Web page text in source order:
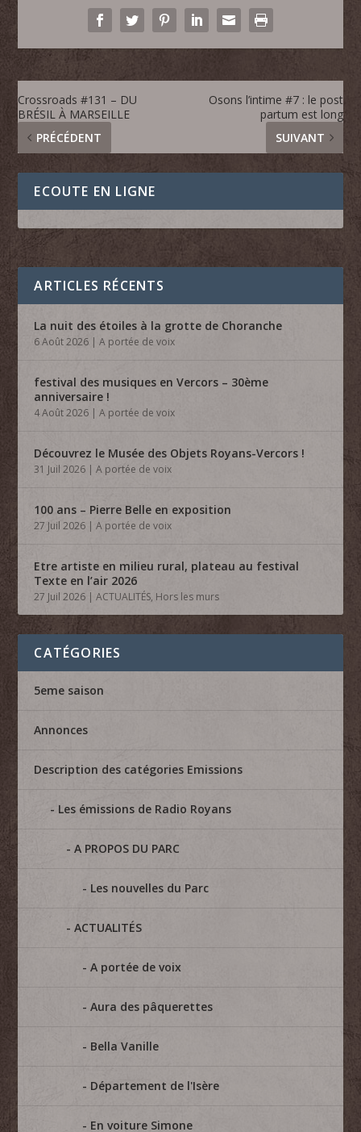
Crossroads #131 – DU
BRÉSIL À MARSEILLE
PRÉCÉDENT
Osons l’intime #7 : le post
partum est long
SUIVANT
ECOUTE EN LIGNE
ARTICLES RÉCENTS
La nuit des étoiles à la grotte de Choranche
6 Août 2026 |A portée de voix
festival des musiques en Vercors – 30ème
anniversaire !
4 Août 2026 |A portée de voix
Découvrez le Musée des Objets Royans-Vercors !
31 Juil 2026 |A portée de voix
100 ans – Pierre Belle en exposition
27 Juil 2026 |A portée de voix
Etre artiste en milieu rural, plateau au festival
Texte en l’air 2026
27 Juil 2026 |ACTUALITÉS, Hors les murs
CATÉGORIES
5eme saison
Annonces
Description des catégories Emissions
Les émissions de Radio Royans
A PROPOS DU PARC
Les nouvelles du Parc
ACTUALITÉS
A portée de voix
Aura des pâquerettes
Bella Vanille
Département de l'Isère
En voiture Simone